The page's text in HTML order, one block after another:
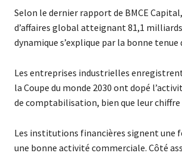
Selon le dernier rapport de BMCE
d’affaires global atteignant 81,1
dynamique s’explique par la bonne
Les entreprises industrielles enregistrent
la Coupe du monde 2030 ont dopé
de comptabilisation, bien que leur chiffre
Les institutions financières signent une
une bonne activité commerciale. Côté